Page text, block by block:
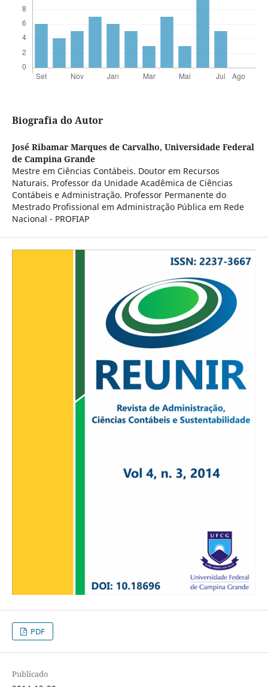
Biografia do Autor
José Ribamar Marques de Carvalho, Universidade Federal
de Campina Grande
Mestre em Ciências Contábeis. Doutor em Recursos
Naturais. Professor da Unidade Acadêmica de Ciências
Contábeis e Administração. Professor Permanente do
Mestrado Profissional em Administração Pública em Rede
Nacional - PROFIAP
PDF
Publicado